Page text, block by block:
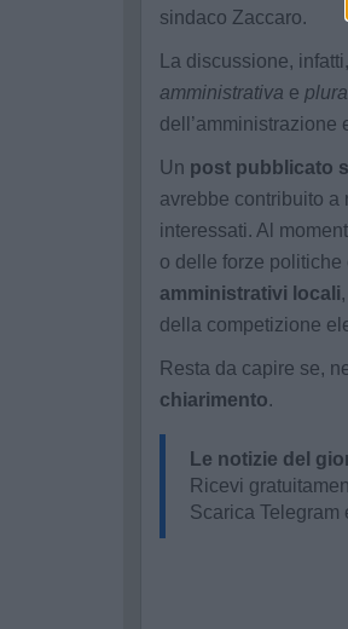
sindaco Zaccaro.
La discussione,
amministrativa e
dell’amministrazione
Un post pubblicato
avrebbe contribuito a
interessati. Al
o delle forze
amministrativi locali
della competizione
Resta da capire se,
chiarimento.
Le notizie del
Ricevi
Scarica Telegram